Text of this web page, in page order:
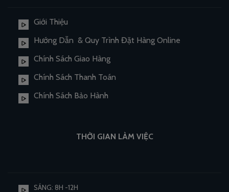
Giới Thiệu
Hướng Dẫn & Quy Trình Đặt Hàng Online
Chính Sách Giao Hàng
Chính Sách Thanh Toán
Chính Sách Bảo Hành
THỜI GIAN LÀM VIỆC
SÁNG: 8H -12H